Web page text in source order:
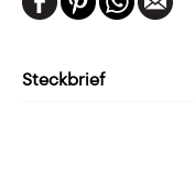
Steckbrief